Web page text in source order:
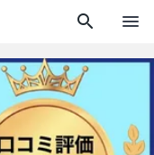
search menu